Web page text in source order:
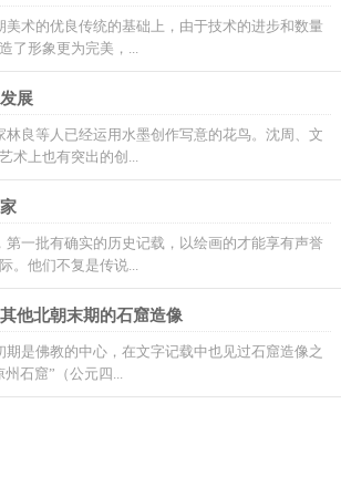
美术的优良传统的基础上，由于技术的进步和数量
了形象更为完美，...
展
林良等人已经运用水墨创作写意的花鸟。沈周、文
术上也有突出的创...
第一批有确实的历史记载，以绘画的才能享有声誉
。他们不复是传说...
他北朝末期的石窟造像
期是佛教的中心，在文字记载中也见过石窟造像之
石窟”（公元四...